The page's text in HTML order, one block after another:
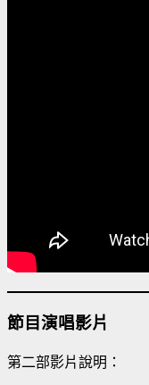
節目演唱影片
第二部影片說明：